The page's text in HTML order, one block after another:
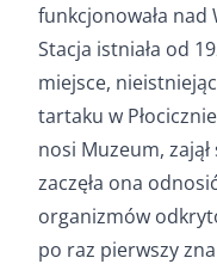
funkcjonowała
Stacja istniała od
miejsce,
tartaku w
nosi Muzeum,
zaczęła ona
organizmów
po raz pierwszy